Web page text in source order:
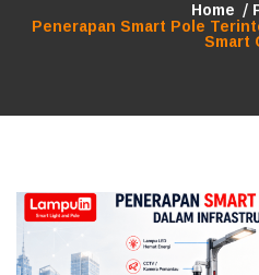
Home
Penerapan Smart Pole
Smart